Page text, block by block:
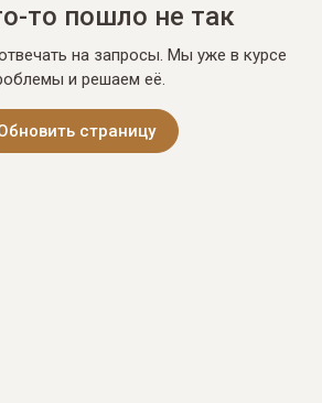
то пошло не так
на запросы. Мы уже в курсе
и решаем её.
страницу